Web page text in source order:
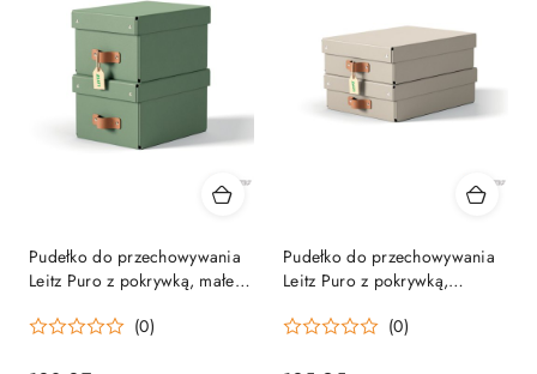
Pudełko do przechowywania
Leitz Puro z pokrywką, małe, 7
recyklingu, 2 szt., zielone
(0)
Pudełko do przechowywania
Leitz Puro z pokrywką,
100% z recyklingu, 2 szt.,
(0)